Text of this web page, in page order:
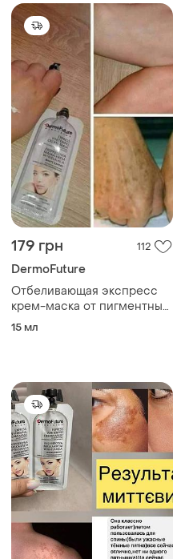
179 грн 112
DermoFuture
Отбеливающая экспресс
крем-маска от пигментных
пятен dermofuture livesta
15 мл